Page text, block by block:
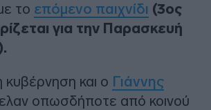
το επόμενο παιχνίδι (3ος
για την Παρασκευή
κυβέρνηση και ο Γιάννης
οπωσδήποτε από κοινού